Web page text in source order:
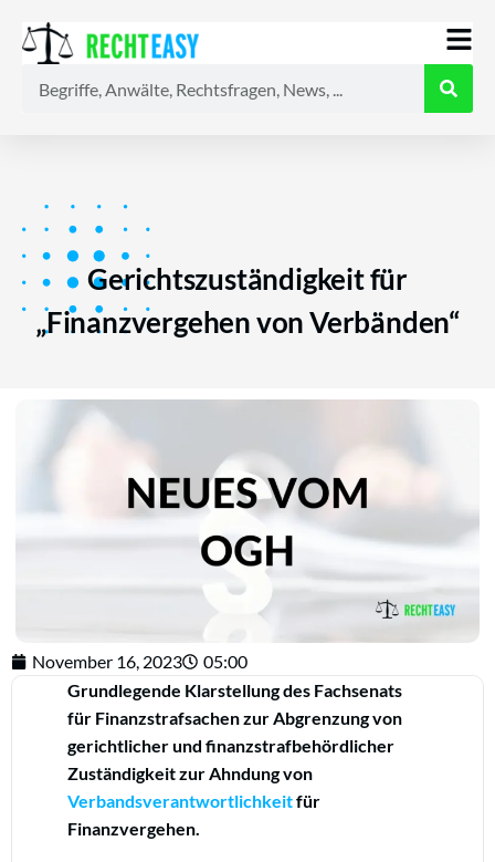
Gerichtszuständigkeit für
„Finanzvergehen von Verbänden“
November 16, 2023
05:00
Grundlegende Klarstellung des Fachsenats
für Finanzstrafsachen zur Abgrenzung von
gerichtlicher und finanzstrafbehördlicher
Zuständigkeit zur Ahndung von
Verbandsverantwortlichkeitfür
Finanzvergehen.